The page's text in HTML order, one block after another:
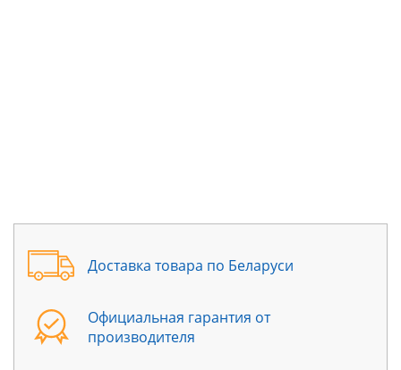
Доставка товара по Беларуси
Официальная гарантия от
производителя